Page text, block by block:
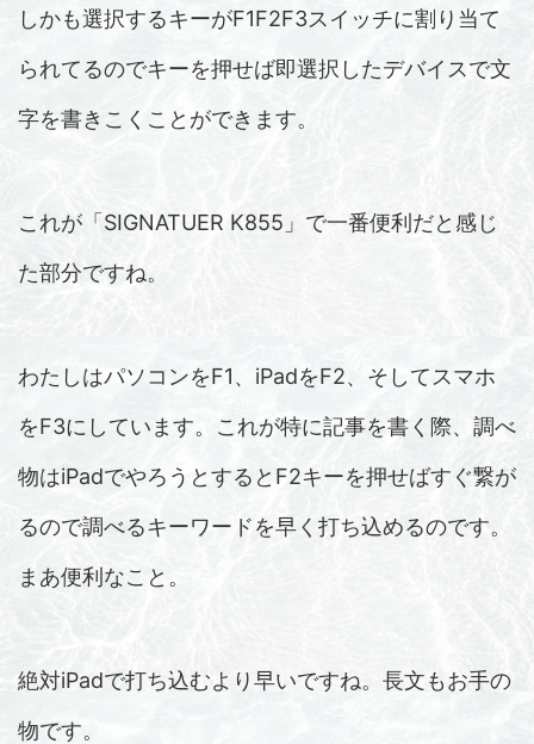
しかも選択するキーがF1F2F3スイッチに割り当て
られてるのでキーを押せば即選択したデバイスで文
字を書きこくことができます。
これが「SIGNATUER K855」で一番便利だと感じ
た部分ですね。
わたしはパソコンをF1、iPadをF2、そしてスマホ
をF3にしています。これが特に記事を書く際、調べ
物はiPadでやろうとするとF2キーを押せばすぐ繋が
るので調べるキーワードを早く打ち込めるのです。
まあ便利なこと。
絶対iPadで打ち込むより早いですね。長文もお手の
物です。